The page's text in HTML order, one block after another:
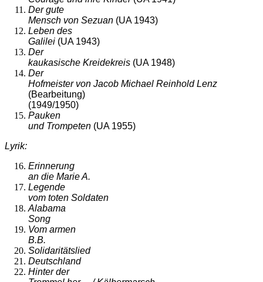
Der gute
Mensch von Sezuan (UA 1943)
Leben des
Galilei (UA 1943)
Der
kaukasische Kreidekreis (UA 1948)
Der
Hofmeister von Jacob Michael Reinhold Lenz
(Bearbeitung)
(1949/1950)
Pauken
und Trompeten (UA 1955)
Lyrik:
Erinnerung
an die Marie A.
Legende
vom toten Soldaten
Alabama
Song
Vom armen
B.B.
Solidaritätslied
Deutschland
Hinter der